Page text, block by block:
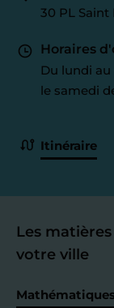
30 PL Saint
Horaires
Du lundi au
le samedi
Itinéraire
Les
votre ville